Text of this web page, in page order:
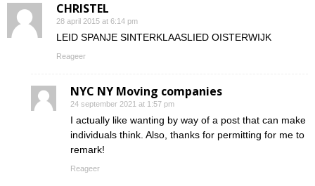
CHRISTEL
28 april 2015 at 6:14 pm
LEID SPANJE SINTERKLAASLIED OISTERWIJK
Reageer
NYC NY Moving companies
24 september 2021 at 1:57 pm
I actually like wanting by way of a post that can make
individuals think. Also, thanks for permitting for me to
remark!
Reageer